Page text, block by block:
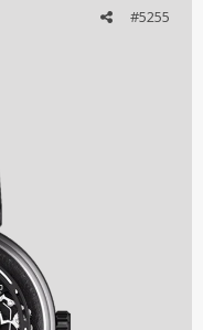
#5255